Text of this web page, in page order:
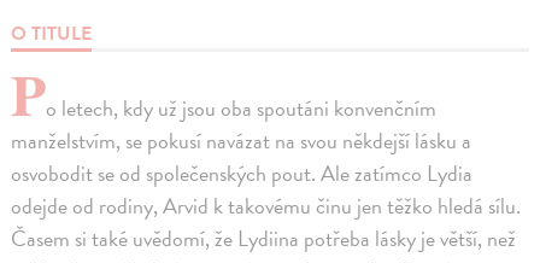
O TITULE
Po letech, kdy už jsou oba spoutáni konvenčním
manželstvím, se pokusí navázat na svou někdejší lásku a
osvobodit se od společenských pout. Ale zatímco Lydia
odejde od rodiny, Arvid k takovému činu jen těžko hledá sílu.
Časem si také uvědomí, že Lydiina potřeba lásky je větší, než